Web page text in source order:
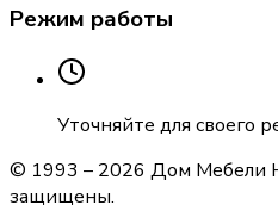
Режим работы
Уточняйте для своего
© 1993 – 2026 Дом Мебели
защищены.